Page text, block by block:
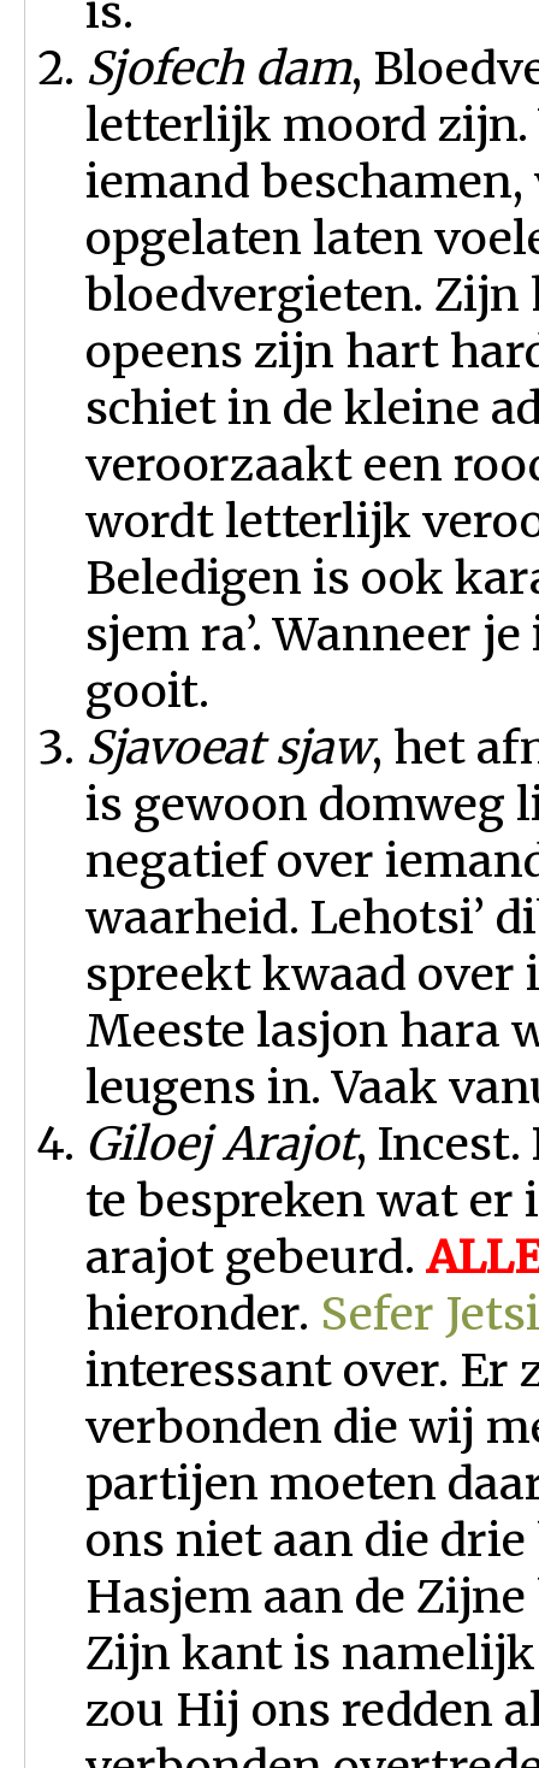
is.
Sjofech dam,
letterlijk moord zijn.
iemand
opgelaten laten
bloedvergieten. Zijn
opeens zijn hart
schiet in de kleine
veroorzaakt een
wordt letterlijk
Beledigen is ook
sjem ra’. Wanneer
gooit.
Sjavoeat sjaw, het
is gewoon domweg
negatief over
waarheid. Lehotsi’
spreekt kwaad over
Meeste lasjon hara
leugens in. Vaak
Giloej Arajot,
te bespreken wat er
arajot gebeurd.
hieronder. Sefer
interessant over. Er
verbonden die wij
partijen moeten
ons niet aan die
Hasjem aan de
Zijn kant is
zou Hij ons redden